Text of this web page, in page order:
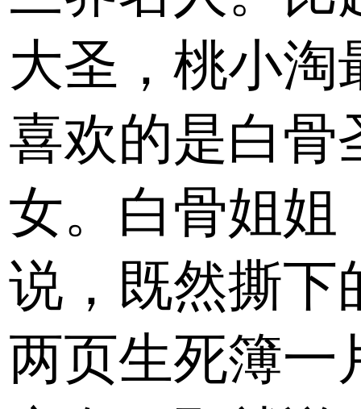
大圣，桃小淘
喜欢的是白骨
女。白骨姐姐
说，既然撕下
两页生死簿一